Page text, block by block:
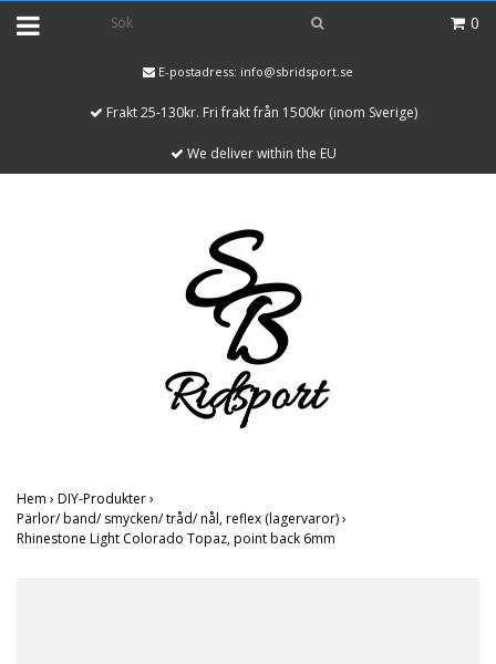
0
E-postadress: info@sbridsport.se
Frakt 25-130kr. Fri frakt från 1500kr (inom Sverige)
We deliver within the EU
Hem › DIY-Produkter›
Pärlor/ band/ smycken/ tråd/ nål, reflex (lagervaror)›
Rhinestone Light Colorado Topaz, point back 6mm